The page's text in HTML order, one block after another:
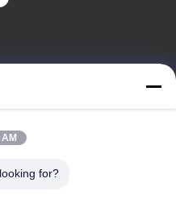
και Τεχνολογίας
for?